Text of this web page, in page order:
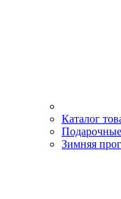
Каталог
Зимняя